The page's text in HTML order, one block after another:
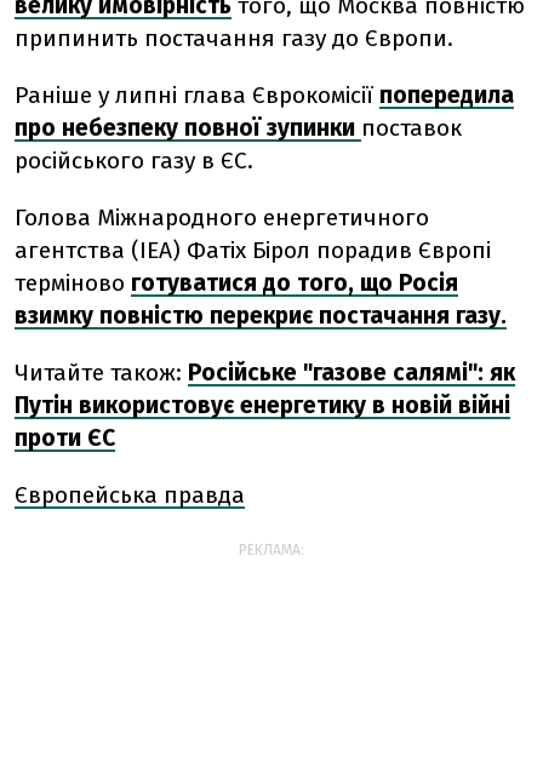
припинить постачання газу до Європи.
Раніше у липні глава Єврокомісії попередила
про небезпеку повної зупинки поставок
російського газу в ЄС.
Голова Міжнародного енергетичного
агентства (IEA) Фатіх Бірол порадив Європі
терміново готуватися до того, що Росія
взимку повністю перекриє постачання газу.
Читайте також: Російське "газове салямі": як
Путін використовує енергетику в новій війні
проти ЄС
Європейська правда
РЕКЛАМА: